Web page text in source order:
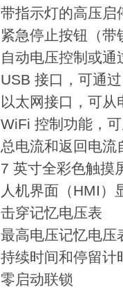
带指示灯的高压启
紧急停止按钮（带
自动电压控制或
USB 接口，可通
以太网接口，可
WiFi 控制功能，
总电流和返回电流
7 英寸全彩色触摸
人机界面（HMI）
击穿记忆电压表
最高电压记忆电压
持续时间和停留计
零启动联锁